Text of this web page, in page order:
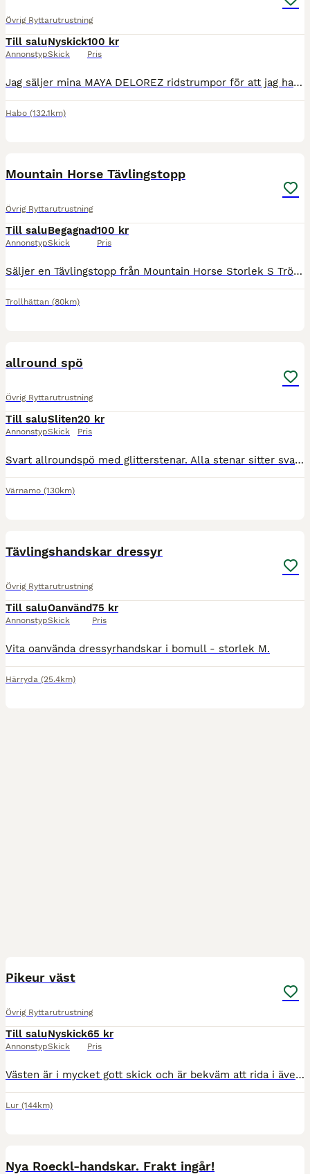
Övrig Ryttarutrustning
Till salu
Annonstyp
Nyskick
Skick
100 kr
Pris
Jag säljer mina MAYA DELOREZ ridstrumpor för att jag har för mycket strumpor, jag har knappt användt dom så dom är i mycket bra skick!
Habo (132.1km)
Mountain Horse Tävlingstopp
Övrig Ryttarutrustning
Till salu
Annonstyp
Begagnad
Skick
100 kr
Pris
Säljer en Tävlingstopp från Mountain Horse Storlek S Tröjan är väl omhändertagen Tröjan har nättyg på båda sidorna för bra ventilation Säljes för 100kr Kan skicka mot fraktkostnad
Trollhättan (80km)
allround spö
Övrig Ryttarutrustning
Till salu
Annonstyp
Sliten
Skick
20 kr
Pris
Svart allroundspö med glitterstenar. Alla stenar sitter svar men spöt är i begagnat skick.
Värnamo (130km)
Tävlingshandskar dressyr
Övrig Ryttarutrustning
Till salu
Annonstyp
Oanvänd
Skick
75 kr
Pris
Vita oanvända dressyrhandskar i bomull - storlek M.
Härryda (25.4km)
Pikeur väst
Övrig Ryttarutrustning
Till salu
Annonstyp
Nyskick
Skick
65 kr
Pris
Västen är i mycket gott skick och är bekväm att rida i även vid annan användning. Kan lätt kombineras med t ex en jacka. Storlek 40/42
Lur (144km)
Nya Roeckl-handskar. Frakt ingår!